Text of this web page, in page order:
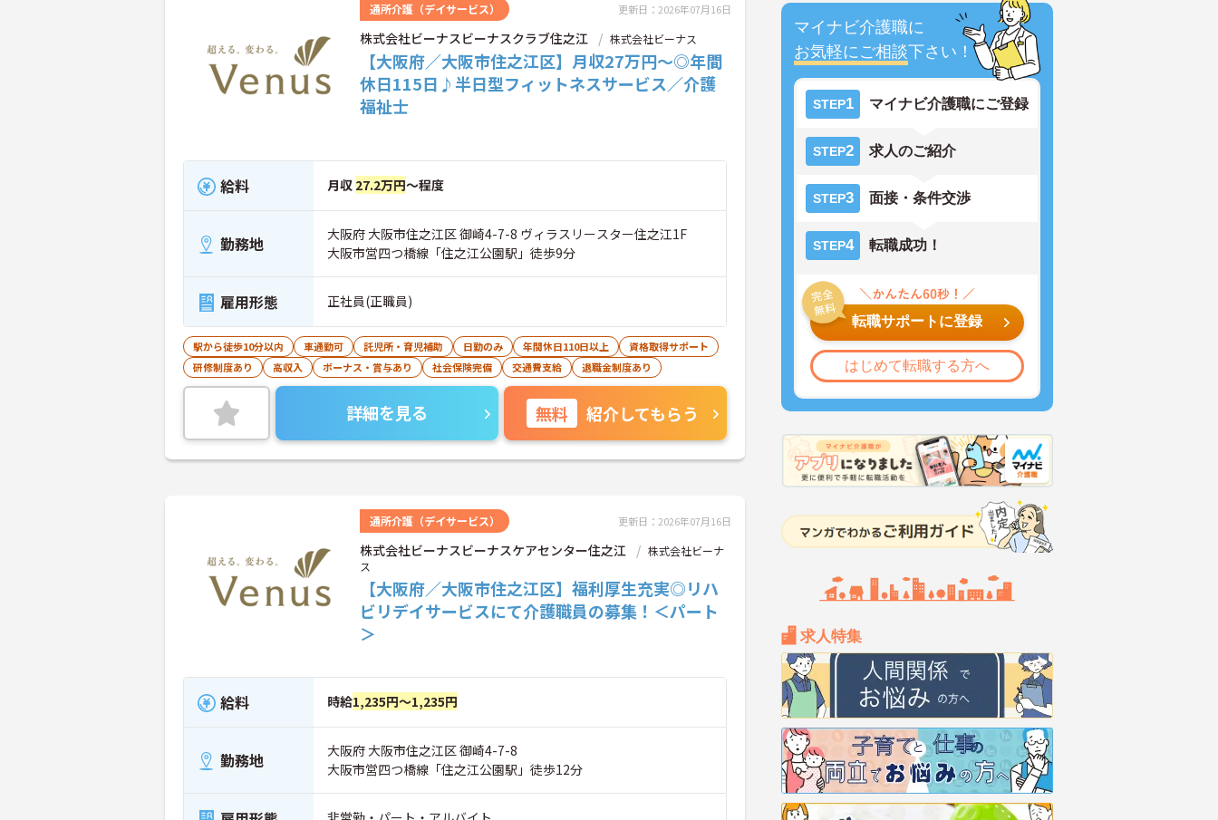
マイナビ介護職に
お気軽にご相談下さい！
STEP1 マイナビ介護職にご登録
STEP2 求人のご紹介
STEP3 面接・条件交渉
STEP4 転職成功！
転職サポートに登録
はじめて転職する方へ
求人特集
通所介護（デイサービス） 更新日：2026年07月16日
株式会社ビーナスビーナスクラブ住之江 株式会社ビーナス
【大阪府／大阪市住之江区】月収27万円～◎年間
休日115日♪半日型フィットネスサービス／介護
福祉士
給料 月収 27.2万円～程度
勤務地
大阪府 大阪市住之江区 御崎4-7-8 ヴィラスリースター住之江1F
大阪市営四つ橋線「住之江公園駅」徒歩9分
雇用形態 正社員(正職員)
駅から徒歩10分以内 車通勤可 託児所・育児補助 日勤のみ 年間休日110日以上
資格取得サポート
研修制度あり
高収入 ボーナス・賞与あり 社会保険完備 交通費支給 退職金制度あり
詳細を見る 無料 紹介してもらう
通所介護（デイサービス） 更新日：2026年07月16日
株式会社ビーナスビーナスケアセンター住之江
株式会社ビーナ
ス
【大阪府／大阪市住之江区】福利厚生充実◎リハ
ビリデイサービスにて介護職員の募集！＜パート
＞
給料 時給1,235円～1,235円
勤務地
大阪府 大阪市住之江区 御崎4-7-8
大阪市営四つ橋線「住之江公園駅」徒歩12分